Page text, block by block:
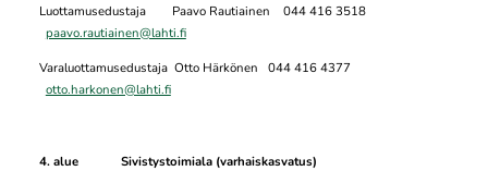
Luottamusedustaja Paavo Rautiainen 044 416 3518
paavo.rautiainen@lahti.fi
Varaluottamusedustaja Otto Härkönen 044 416 4377
otto.harkonen@lahti.fi
4. alue Sivistystoimiala (varhaiskasvatus)